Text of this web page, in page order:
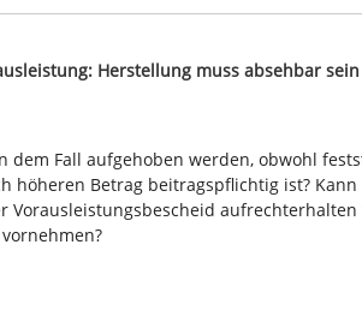
Herstellung muss absehbar sein
dem Fall aufgehoben werden, obwohl
höheren Betrag beitragspflichtig ist?
Vorausleistungsbescheid